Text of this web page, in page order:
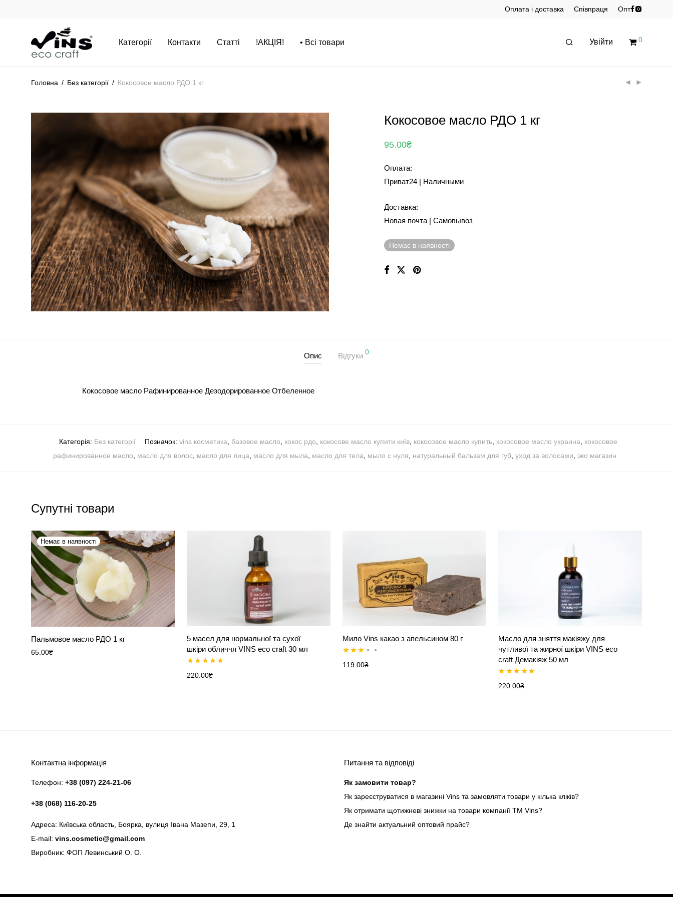
Оплата і доставка Співпраця Опт
Категорії Контакти Статті !АКЦІЯ! • Всі товари Увійти 0
Головна / Без категорії / Кокосовое масло РДО 1 кг
Кокосовое масло РДО 1 кг
95.00₴
Оплата:
Приват24 | Наличными
Доставка:
Новая почта | Самовывоз
Немає в наявності
Опис Відгуки 0
Кокосовое масло Рафинированное Дезодорированное Отбеленное
Категорія: Без категорії Позначок: vins косметика базовое масло кокос рдо кокосове масло купити київ кокосовое масло купить кокосовое масло украина
кокосовое
рафинированное масло
масло для волос масло для лица масло для мыла масло для тела мыло с нуля натуральный бальзам для губ уход за волосами эко магазин
Супутні товари
Пальмовое масло РДО 1 кг
65.00₴
5 масел для нормальної та сухої
шкіри обличчя VINS eco craft 30 мл
Оцінено в
220.00₴
Мило Vins какао з апельсином 80 г
Оцінено
119.00₴
Масло для зняття макіяжу для
чутливої та жирної шкіри VINS eco
craft Демакіяж 50 мл
Оцінено в
220.00₴
Контактна інформація
Телефон: +38 (097) 224-21-06
+38 (068) 116-20-25
Адреса: Київська область, Боярка, вулиця Івана Мазепи, 29, 1
E-mail: vins.cosmetic@gmail.com
Виробник: ФОП Левинський О. О.
Питання та відповіді
Як замовити товар?
Як зареєструватися в магазині Vins та замовляти товари у кілька кліків?
Як отримати щотижневі знижки на товари компанії ТМ Vins?
Де знайти актуальний оптовий прайс?